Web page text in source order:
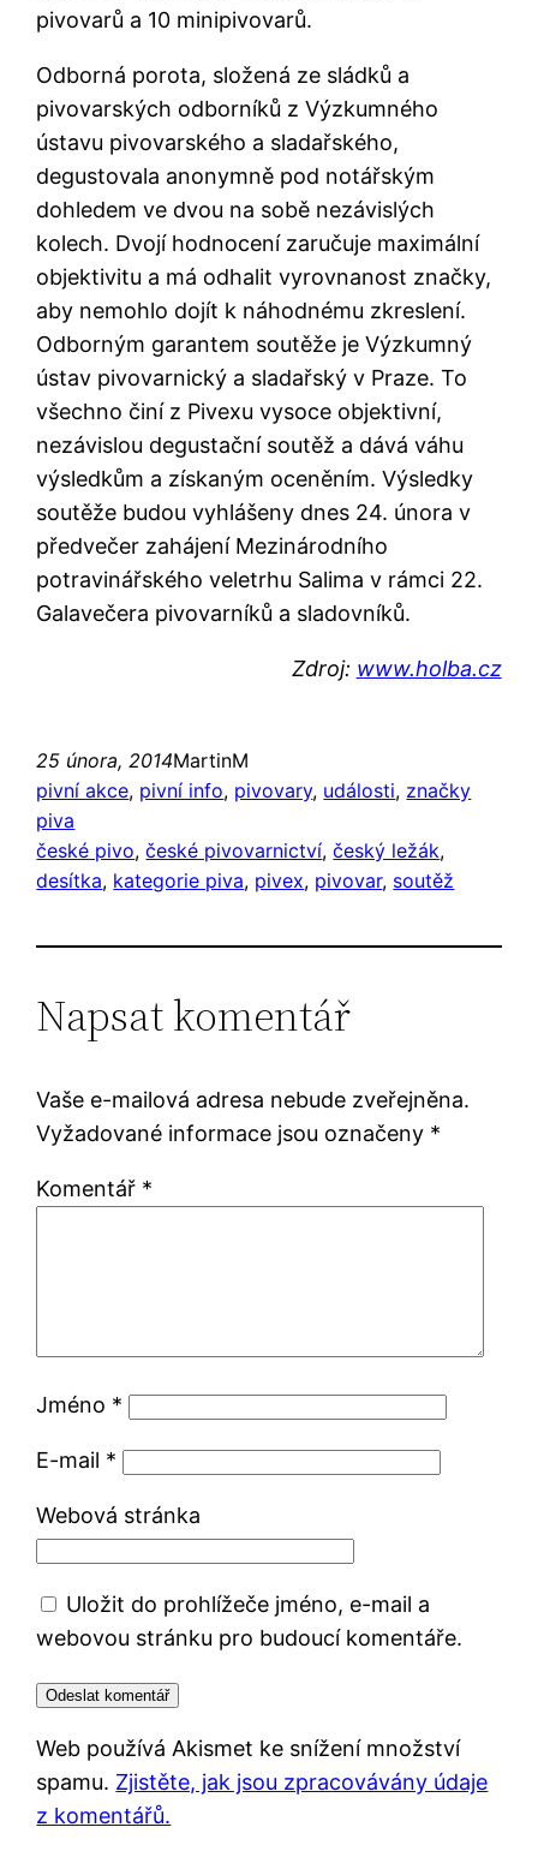
pivovarů a 10 minipivovarů.
Odborná porota, složená ze sládků a
pivovarských odborníků z Výzkumného
ústavu pivovarského a sladařského,
degustovala anonymně pod notářským
dohledem ve dvou na sobě nezávislých
kolech. Dvojí hodnocení zaručuje maximální
objektivitu a má odhalit vyrovnanost značky,
aby nemohlo dojít k náhodnému zkreslení.
Odborným garantem soutěže je Výzkumný
ústav pivovarnický a sladařský v Praze. To
všechno činí z Pivexu vysoce objektivní,
nezávislou degustační soutěž a dává váhu
výsledkům a získaným oceněním. Výsledky
soutěže budou vyhlášeny dnes 24. února v
předvečer zahájení Mezinárodního
potravinářského veletrhu Salima v rámci 22.
Galavečera pivovarníků a sladovníků.
Zdroj: www.holba.cz
25 února, 2014MartinM
pivní akce, pivní info, pivovary, události, značky
piva
české pivo, české pivovarnictví, český ležák
desítka, kategorie piva, pivex, pivovar, soutěž
Napsat komentář
Vaše e-mailová adresa nebude zveřejněna.
Vyžadované informace jsou označeny *
Komentář *
Jméno *
E-mail *
Webová stránka
Uložit do prohlížeče jméno, e-mail a
webovou stránku pro budoucí komentáře.
Web používá Akismet ke snížení množství
spamu. Zjistěte, jak jsou zpracovávány údaje
z komentářů.